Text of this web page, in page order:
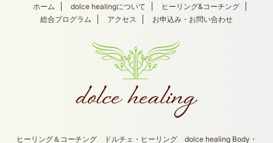
ホーム dolce healingについて
ヒーリング&コーチング
総合プログラム
アクセス お申込み・お問い合わせ
ヒーリング＆コーチング ドルチェ・ヒーリング dolce healing Body・